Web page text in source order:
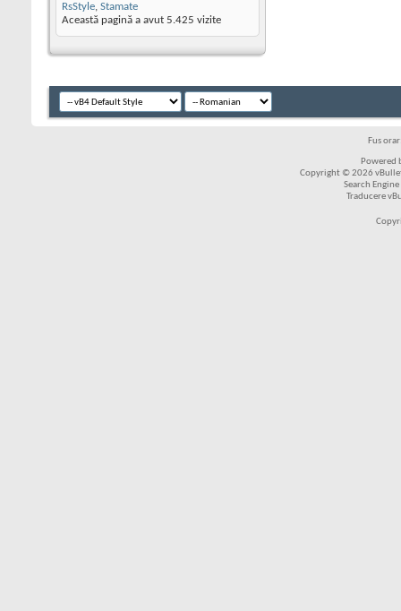
RsStyle, Stamate
Această pagină a avut 5.425 vizite
Fus
Powered
Copyright © 2026
Search
Traducere